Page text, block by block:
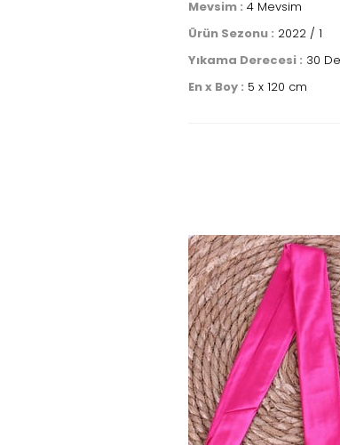
Mevsim : 4 Mevsim
Ürün Sezonu : 2022 / 1
Yıkama Derecesi : 30
En x Boy : 5 x 120 cm